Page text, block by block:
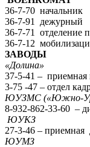
36-7-70 начальник
36-7-91 дежурный
36-7-71 отделение
36-7-12
ЗАВОДЫ
«Долина»
37-5-41 – приемная
3-75 -47 – отдел
ЮУЗМС («Южно-
8-932-862-33-60 –
ЮУКЗ
27-3-46 – приемная
ЮУМЗ